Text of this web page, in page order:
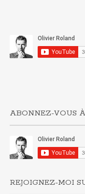
ABONNEZ-VOUS
REJOIGNEZ-MOI